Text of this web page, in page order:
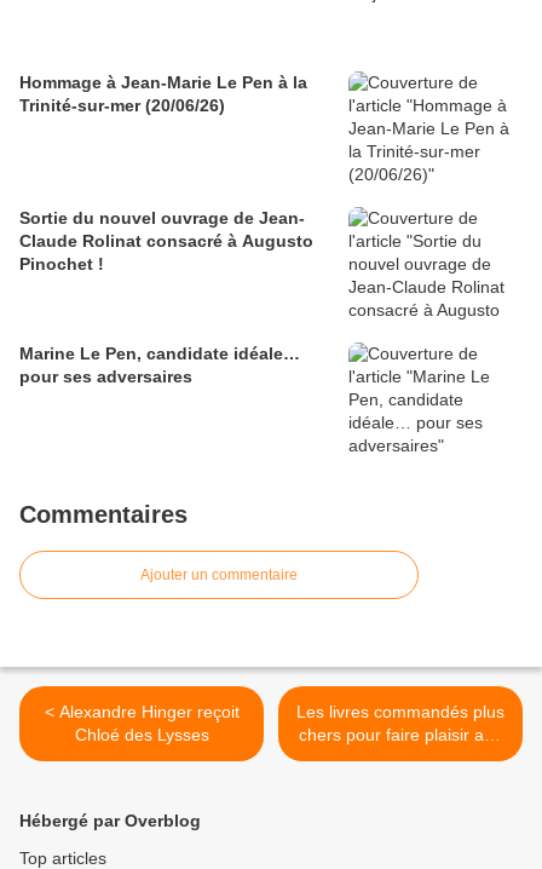
Hommage à Jean-Marie Le Pen à la
Trinité-sur-mer (20/06/26)
Sortie du nouvel ouvrage de Jean-
Claude Rolinat consacré à Augusto
Pinochet !
Marine Le Pen, candidate idéale…
pour ses adversaires
Commentaires
Ajouter un commentaire
< Alexandre Hinger reçoit
Chloé des Lysses
Les livres commandés plus
chers pour faire plaisir aux
sales libraires gauchistes !
Hébergé par Overblog
Top articles